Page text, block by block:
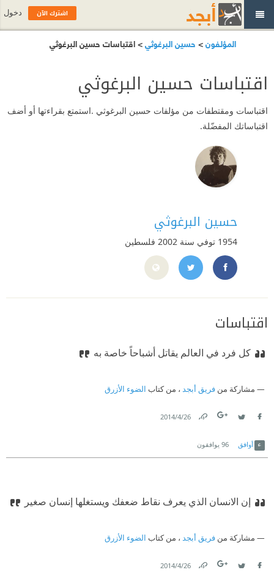
المؤلفون> حسين البرغوثي> اقتباسات حسين البرغوثي
اقتباسات حسين البرغوثي
اقتباسات ومقتطفات من مؤلفات حسين البرغوثي .استمتع بقراءتها أو أضف
اقتباساتك المفضّلة.
حسين البرغوثي
1954 توفي سنة 2002 فلسطين
https://www.facebook.com/husseinalbarghothi
https://twitter.com/huseinbargothi
اقتباسات
كل فرد في العالم يقاتل أشباحاً خاصة به
مشاركة من فريق أبجد ، من كتاب الضوء الأزرق
26‏/4‏/2014
أوافق 96 يوافقون
إن الانسان الذي يعرف نقاط ضعفك ويستغلها إنسان صغير
مشاركة من فريق أبجد ، من كتاب الضوء الأزرق
26‏/4‏/2014
اشترك الآن دخول